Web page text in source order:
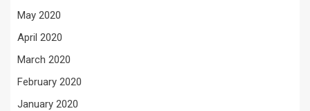
May 2020
April 2020
March 2020
February 2020
January 2020